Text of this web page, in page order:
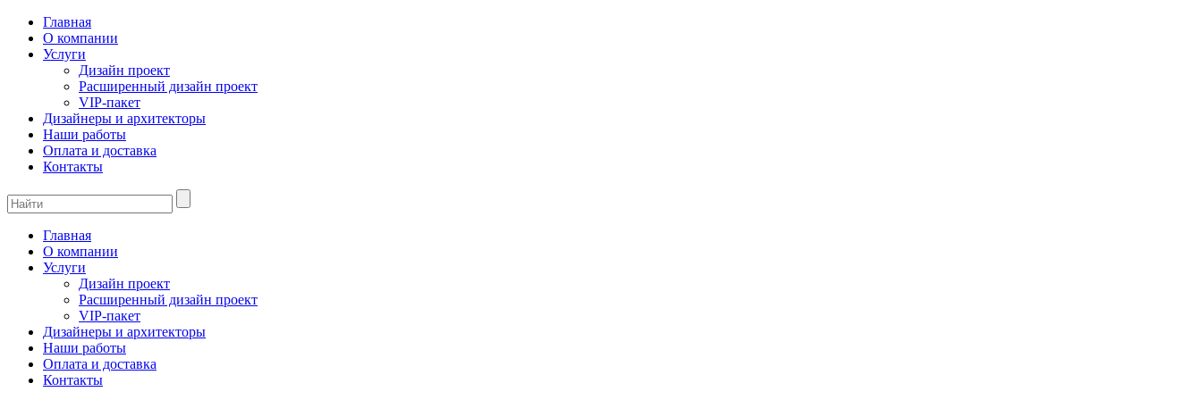
Главная
О компании
Услуги
Дизайн проект
Расширенный дизайн проект
VIP-пакет
Дизайнеры и архитекторы
Наши работы
Оплата и доставка
Контакты
Главная
О компании
Услуги
Дизайн проект
Расширенный дизайн проект
VIP-пакет
Дизайнеры и архитекторы
Наши работы
Оплата и доставка
Контакты